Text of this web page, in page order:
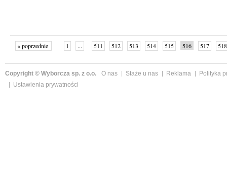
« poprzednie 1 ... 511 512 513 514 515 516 517
518
Copyright © Wyborcza sp. z o.o. O nas Staże u nas Reklama
Polityka
Ustawienia prywatności